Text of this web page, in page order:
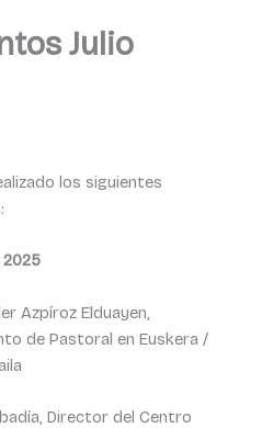
Julio
los siguientes
2025
Azpíroz Elduayen,
de Pastoral en Euskera /
Director del Centro